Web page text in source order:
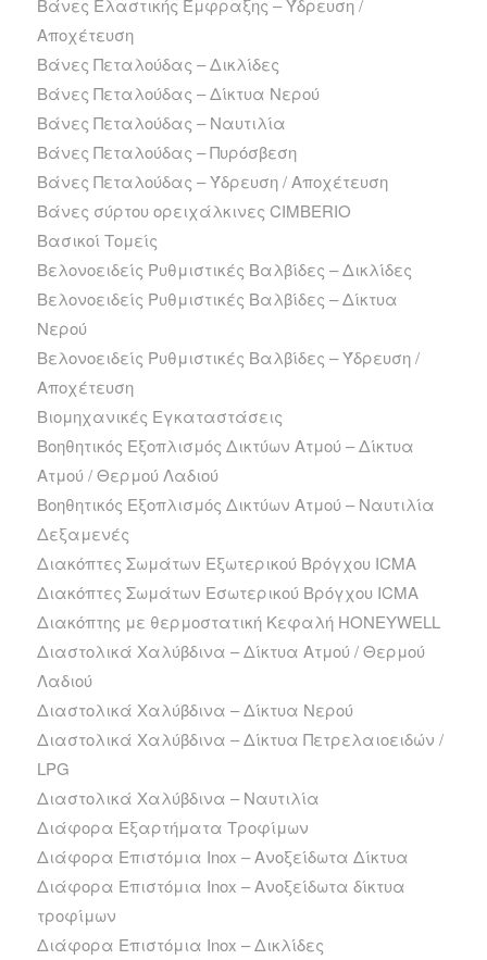
Αποχέτευση
Βάνες Πεταλούδας – Δικλίδες
Βάνες Πεταλούδας – Δίκτυα Νερού
Βάνες Πεταλούδας – Ναυτιλία
Βάνες Πεταλούδας – Πυρόσβεση
Βάνες Πεταλούδας – Ύδρευση / Αποχέτευση
Βάνες σύρτου ορειχάλκινες CIMBERIO
Βασικοί Τομείς
Βελονοειδείς Ρυθμιστικές Βαλβίδες – Δικλίδες
Βελονοειδείς Ρυθμιστικές Βαλβίδες – Δίκτυα
Νερού
Βελονοειδείς Ρυθμιστικές Βαλβίδες – Ύδρευση /
Αποχέτευση
Βιομηχανικές Εγκαταστάσεις
Βοηθητικός Εξοπλισμός Δικτύων Ατμού – Δίκτυα
Ατμού / Θερμού Λαδιού
Βοηθητικός Εξοπλισμός Δικτύων Ατμού – Ναυτιλία
Δεξαμενές
Διακόπτες Σωμάτων Εξωτερικού Βρόγχου ICMA
Διακόπτες Σωμάτων Εσωτερικού Βρόγχου ICMA
Διακόπτης με θερμοστατική Κεφαλή HONEYWELL
Διαστολικά Χαλύβδινα – Δίκτυα Ατμού / Θερμού
Λαδιού
Διαστολικά Χαλύβδινα – Δίκτυα Νερού
Διαστολικά Χαλύβδινα – Δίκτυα Πετρελαιοειδών /
LPG
Διαστολικά Χαλύβδινα – Ναυτιλία
Διάφορα Εξαρτήματα Τροφίμων
Διάφορα Επιστόμια Inox – Ανοξείδωτα Δίκτυα
Διάφορα Επιστόμια Inox – Ανοξείδωτα δίκτυα
τροφίμων
Διάφορα Επιστόμια Inox – Δικλίδες